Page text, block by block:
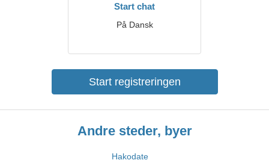
Start chat
På Dansk
Start registreringen
Andre steder, byer
Hakodate